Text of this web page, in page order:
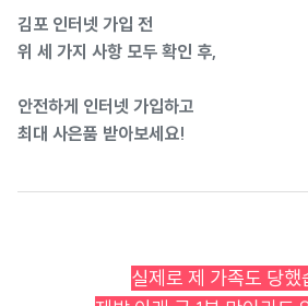
김포 인터넷 가입 전
위 세 가지 사항 모두 확인 후,
안전하게 인터넷 가입하고
최대 사은품 받아보세요!
실제로 제 가족도 당했